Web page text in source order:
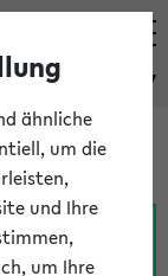
eKVV
ähnliche
um die
und Ihre
um Ihre